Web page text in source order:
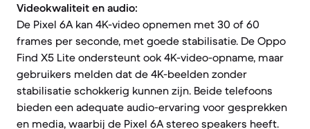
Videokwaliteit en audio:
De Pixel 6A kan 4K-video opnemen met 30 of 60
frames per seconde, met goede stabilisatie. De Oppo
Find X5 Lite ondersteunt ook 4K-video-opname, maar
gebruikers melden dat de 4K-beelden zonder
stabilisatie schokkerig kunnen zijn. Beide telefoons
bieden een adequate audio-ervaring voor gesprekken
en media, waarbij de Pixel 6A stereo speakers heeft.